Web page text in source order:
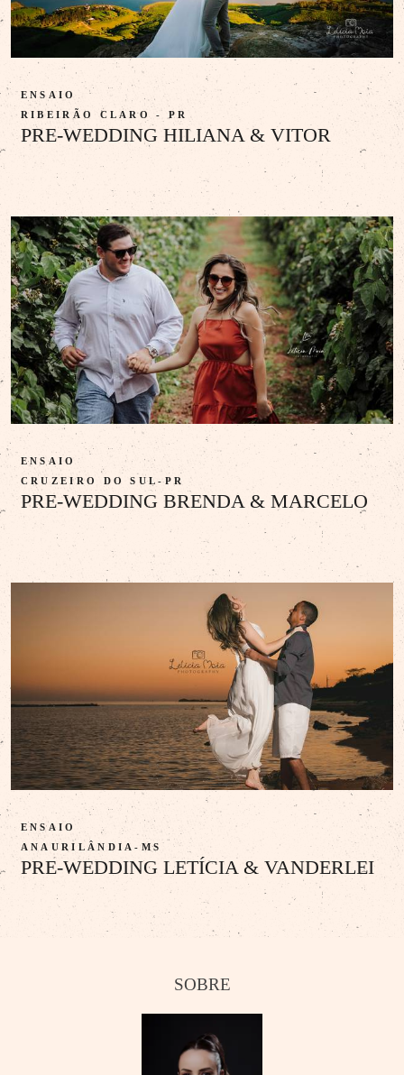
PRE-WEDDING HILIANA & VITOR
ENSAIO
RIBEIRÃO CLARO - PR
PRE-WEDDING BRENDA & MARCELO
ENSAIO
CRUZEIRO DO SUL-PR
PRE-WEDDING LETÍCIA & VANDERLEI
ENSAIO
ANAURILÂNDIA-MS
SOBRE